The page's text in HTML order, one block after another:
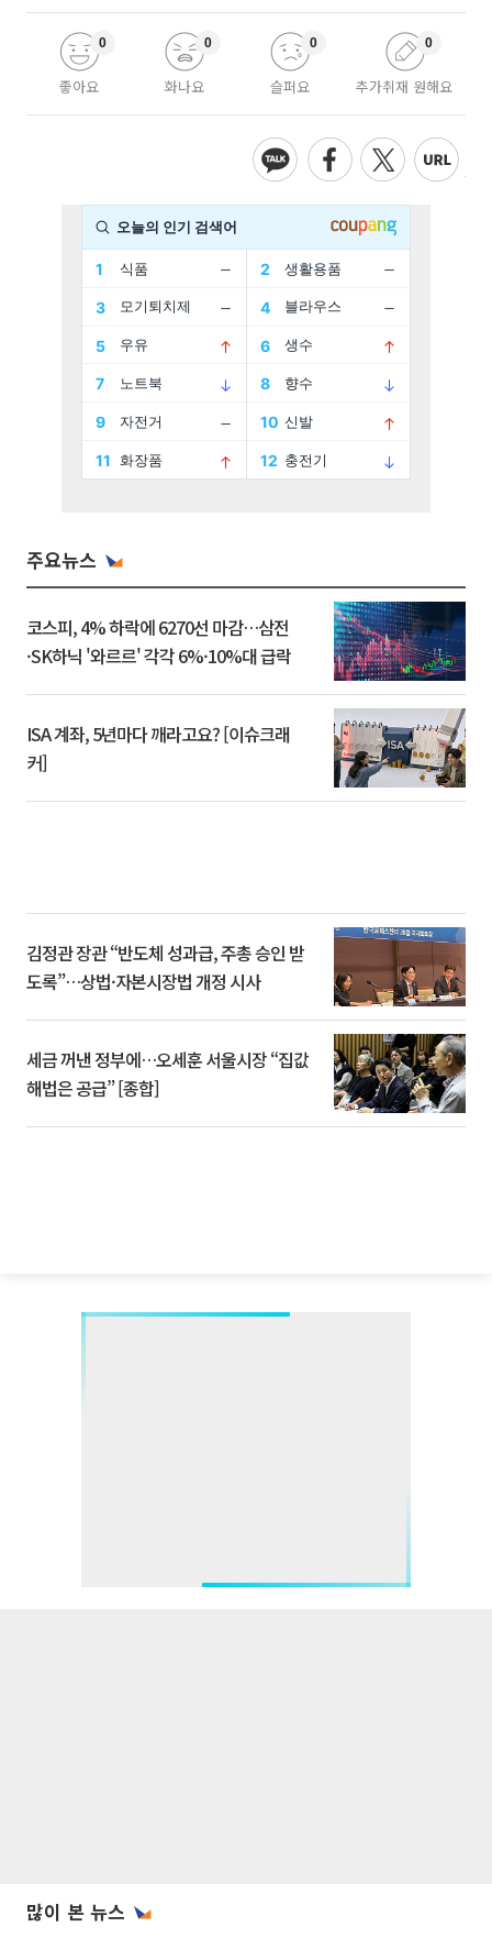
좋아요
0
화나요
0
슬퍼요
0
추가취재 원해요
0
주요뉴스
코스피, 4% 하락에 6270선 마감…삼전
·SK하닉 '와르르' 각각 6%·10%대 급락
ISA 계좌, 5년마다 깨라고요? [이슈크래
커]
김정관 장관 “반도체 성과급, 주총 승인 받
도록”…상법·자본시장법 개정 시사
세금 꺼낸 정부에…오세훈 서울시장 “집값
해법은 공급” [종합]
많이 본 뉴스